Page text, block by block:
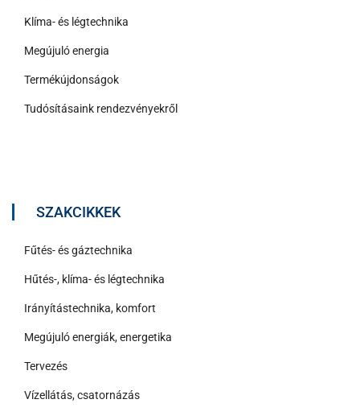
Klíma- és légtechnika
Megújuló energia
Termékújdonságok
Tudósításaink rendezvényekről
SZAKCIKKEK
Fűtés- és gáztechnika
Hűtés-, klíma- és légtechnika
Irányítástechnika, komfort
Megújuló energiák, energetika
Tervezés
Vízellátás, csatornázás